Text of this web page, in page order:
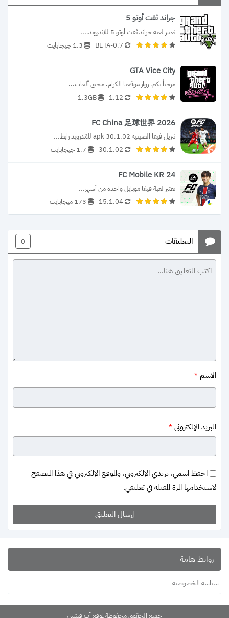
جراند ثفت أوتو 5
تعتبر لعبة جراند ثفت أوتو 5 للاندرويد،...
0.7-BETA
1.3 جيجابايت
GTA Vice City
مرحباً بكم، زوار موقعنا الكرام، محبي ألعاب...
1.12
1.3GB
FC China 足球世界 2026
تنزيل فيفا الصينية 30.1.02 apk للاندرويد رابط...
30.1.02
1.7 جيجابايت
FC Mobile KR 24
تعتبر لعبة فيفا موبايل واحدة من أشهر...
15.1.04
173 ميجابايت
التعليقات 0
الاسم *
البريد الإلكتروني *
احفظ اسمي، بريدي الإلكتروني، والموقع الإلكتروني في هذا المتصفح
لاستخدامها المرة المقبلة في تعليقي.
روابط هامة
سياسة الخصوصية
جميع الحقوق محفوظة لموقع آب فيتش